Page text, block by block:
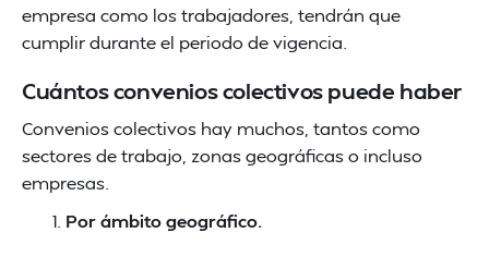
empresa como los trabajadores, tendrán que
cumplir durante el periodo de vigencia.
Cuántos convenios colectivos puede haber
Convenios colectivos hay muchos, tantos como
sectores de trabajo, zonas geográficas o incluso
empresas.
Por ámbito geográfico.